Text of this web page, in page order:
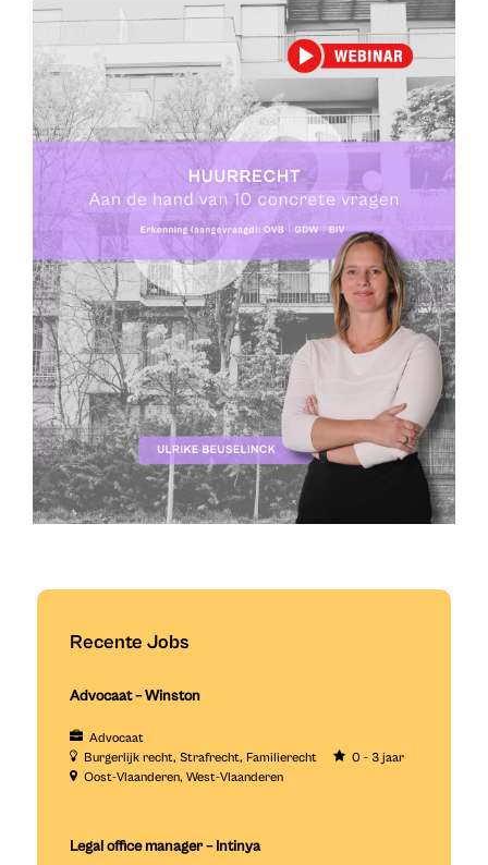
Recente Jobs
Advocaat – Winston
Advocaat
Burgerlijk recht Strafrecht Familierecht
0 - 3 jaar
Oost-Vlaanderen West-Vlaanderen
Legal office manager – Intinya